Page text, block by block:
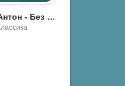
Чехов Антон - Без заглавия